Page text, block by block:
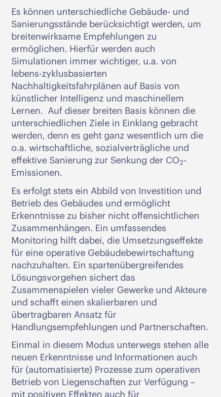
Es können unterschiedliche Gebäude- und
Sanierungsstände berücksichtigt werden, um
breitenwirksame Empfehlungen zu
ermöglichen. Hierfür werden auch
Simulationen immer wichtiger, u.a. von
lebens-zyklusbasierten
Nachhaltigkeitsfahrplänen auf Basis von
künstlicher Intelligenz und maschinellem
Lernen. Auf dieser breiten Basis können die
unterschiedlichen Ziele in Einklang gebracht
werden, denn es geht ganz wesentlich um die
o.a. wirtschaftliche, sozialverträgliche und
effektive Sanierung zur Senkung der CO2-
Emissionen.
Es erfolgt stets ein Abbild von Investition und
Betrieb des Gebäudes und ermöglicht
Erkenntnisse zu bisher nicht offensichtlichen
Zusammenhängen. Ein umfassendes
Monitoring hilft dabei, die Umsetzungseffekte
für eine operative Gebäudebewirtschaftung
nachzuhalten. Ein spartenübergreifendes
Lösungsvorgehen sichert das
Zusammenspielen vieler Gewerke und Akteure
und schafft einen skalierbaren und
übertragbaren Ansatz für
Handlungsempfehlungen und Partnerschaften.
Einmal in diesem Modus unterwegs stehen alle
neuen Erkenntnisse und Informationen auch
für (automatisierte) Prozesse zum operativen
Betrieb von Liegenschaften zur Verfügung –
mit positiven Effekten auch für